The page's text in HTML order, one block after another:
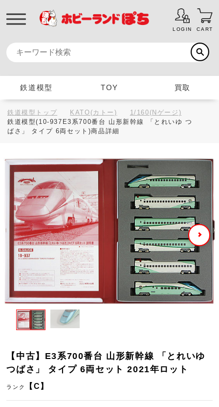
LOGIN CART
鉄道模型 TOY 買取
鉄道模型トップ KATO(カトー)
1/160(Nゲージ)
鉄道模型(10-937E3系700番台 山形新幹線 「とれいゆ つ
ばさ」 タイプ 6両セット)商品詳細
【中古】E3系700番台 山形新幹線 「とれいゆ
つばさ」 タイプ 6両セット 2021年ロット
ランク 【C】